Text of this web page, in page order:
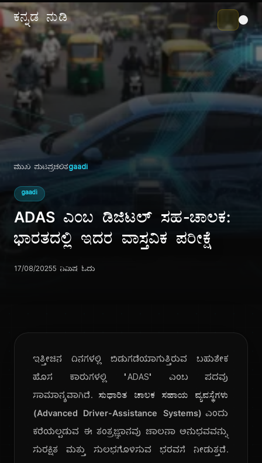
ಕನ್ನಡ ನುಡಿ
ಮುಖ ಪುಟಪ್ರಚಲಿತgaadi
gaadi
ADAS ಎಂಬ ಡಿಜಿಟಲ್ ಸಹ-ಚಾಲಕ:
ಭಾರತದಲ್ಲಿ ಇದರ ವಾಸ್ತವಿಕ ಪರೀಕ್ಷೆ
17/08/20255 ನಿಮಿಷ ಓದು
ಇತ್ತೀಚಿನ ದಿನಗಳಲ್ಲಿ ಬಿಡುಗಡೆಯಾಗುತ್ತಿರುವ ಬಹುತೇಕ
ಹೊಸ ಕಾರುಗಳಲ್ಲಿ "ADAS" ಎಂಬ ಪದವು
ಸಾಮಾನ್ಯವಾಗಿದೆ. ಸುಧಾರಿತ ಚಾಲಕ ಸಹಾಯ ವ್ಯವಸ್ಥೆಗಳು
(Advanced Driver-Assistance Systems) ಎಂದು
ಕರೆಯಲ್ಪಡುವ ಈ ತಂತ್ರಜ್ಞಾನವು ಚಾಲನಾ ಅನುಭವವನ್ನು
ಸುರಕ್ಷಿತ ಮತ್ತು ಸುಲಭಗೊಳಿಸುವ ಭರವಸೆ ನೀಡುತ್ತದೆ.